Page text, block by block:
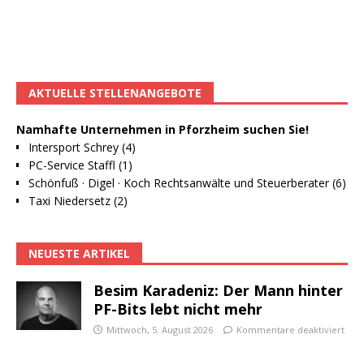
AKTUELLE STELLENANGEBOTE
Namhafte Unternehmen in Pforzheim suchen Sie!
Intersport Schrey (4)
PC-Service Staffl (1)
Schönfuß · Digel · Koch Rechtsanwälte und Steuerberater (6)
Taxi Niedersetz (2)
NEUESTE ARTIKEL
Besim Karadeniz: Der Mann hinter
PF-Bits lebt nicht mehr
Mittwoch, 5. August 2026 Kommentare deaktiviert